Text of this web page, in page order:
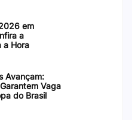
em
a
a Hora
Avançam:
Vaga
do Brasil